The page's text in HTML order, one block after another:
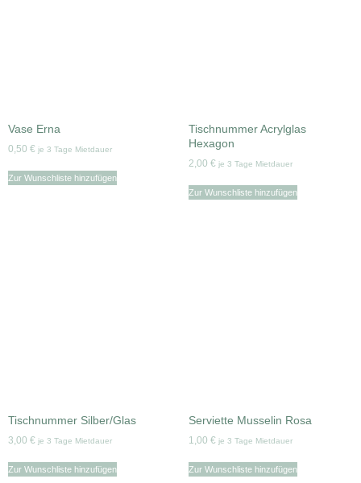
Vase Erna
0,50 € je 3 Tage Mietdauer
Zur Wunschliste hinzufügen
Tischnummer Acrylglas
Hexagon
2,00 € je 3 Tage Mietdauer
Zur Wunschliste hinzufügen
Tischnummer Silber/Glas
3,00 € je 3 Tage Mietdauer
Zur Wunschliste hinzufügen
Serviette Musselin Rosa
1,00 € je 3 Tage Mietdauer
Zur Wunschliste hinzufügen